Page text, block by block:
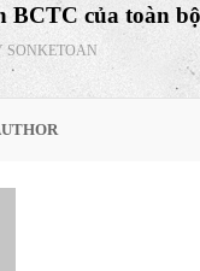
BCTC của toàn
SONKETOAN